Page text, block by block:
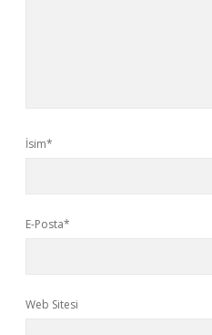
İsim*
E-Posta*
Web Sitesi